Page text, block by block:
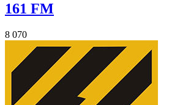
161 FM
8 070